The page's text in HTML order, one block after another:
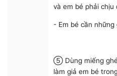
và em bé phải chịu
- Em bé cần những
⑤ Dùng miếng
làm giả em bé